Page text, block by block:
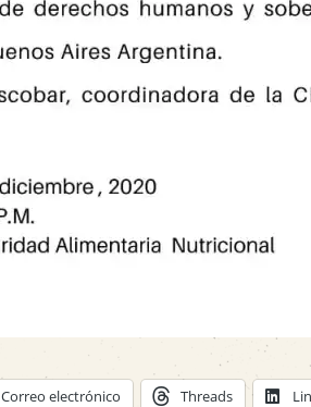
Correo electrónico Threads